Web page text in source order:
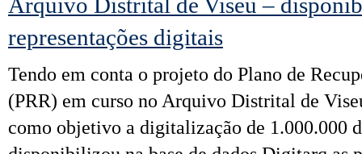
representações digitais
Tendo em conta o projeto do Plano de
(PRR) em curso no Arquivo Distrital de
como objetivo a digitalização de 1.000.000